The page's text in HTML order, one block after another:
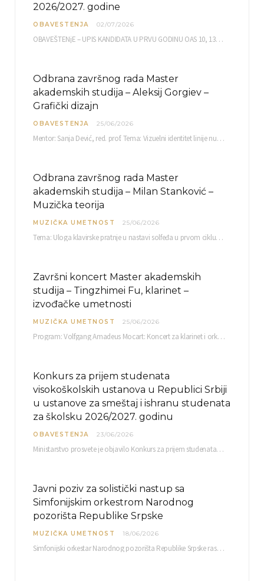
2026/2027. godine
OBAVESTENJA 02/07/2026
OBAVEŠTENjE – UPIS KANDIDATA U PRVU GODINU OAS 10, 13, 14, 15. i…
Odbrana završnog rada Master
akademskih studija – Aleksij Gorgiev –
Grafički dizajn
OBAVESTENJA 25/06/2026
Mentor: Sanja Dević, red. prof. Tema: Vizuelni identitet linije nutricionističkih proizvoda Vita+: Od ambalaže do multimedijalne komunikacije Petak, 03. 07.…
Odbrana završnog rada Master
akademskih studija – Milan Stanković –
Muzička teorija
MUZIČKA UMETNOST 25/06/2026
Tema: Uloga klavirske pratnje u nastavi solfeđa u prvom ciklusu osnovne muzičke škole Mentor…
Završni koncert Master akademskih
studija – Tingzhimei Fu, klarinet –
izvođačke umetnosti
MUZIČKA UMETNOST 25/06/2026
Program: Volfgang Amadeus Mocart: Koncert za klarinet i orkestar, A-dur Mentor Miloš Mijatović, redovni profesor…
Konkurs za prijem studenata
visokoškolskih ustanova u Republici Srbiji
u ustanove za smeštaj i ishranu studenata
za školsku 2026/2027. godinu
OBAVESTENJA 23/06/2026
Ministarstvo prosvete je objavilo Konkurs za prijem studenata visokoškolskih ustanova u Republici Srbiji u ustanove…
Javni poziv za solistički nastup sa
Simfonijskim orkestrom Narodnog
pozorišta Republike Srpske
MUZIČKA UMETNOST 18/06/2026
Simfonijski orkestar Narodnog pozorišta Republike Srpske raspisuje javni poziv za učešće u projektu „CRESCENDO: Nova…